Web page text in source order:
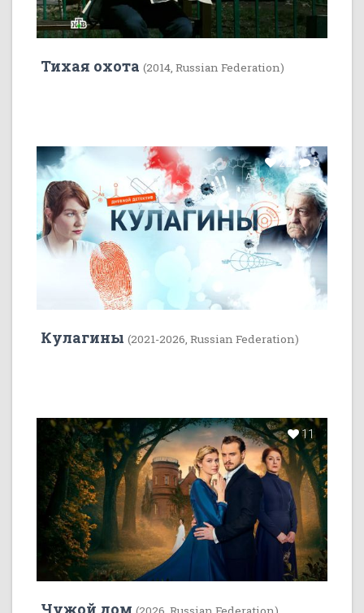
Тихая охота (2014, Russian Federation)
22 5
Кулагины (2021-2026, Russian Federation)
11